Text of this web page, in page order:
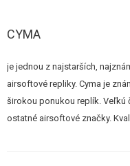
namerali až 105 m/s. Vnútri
Každá z troch hlavné má
hmotnosť guličiek mu bude
v lete nadnášať, ale poletí
budov) by sme teda
0,20-0,23g. Pre presnejšiu
CYMA
je jednou z najstarších,
airsoftové repliky. Cyma je
širokou ponukou replík. Veľkú
ostatné airsoftové značky.